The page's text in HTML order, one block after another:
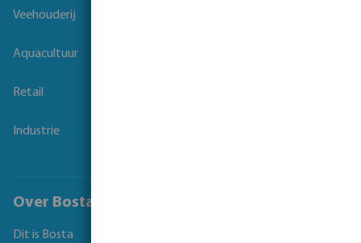
Veehouderij
Aquacultuur
Retail
Industrie
Over Bosta
Dit is Bosta